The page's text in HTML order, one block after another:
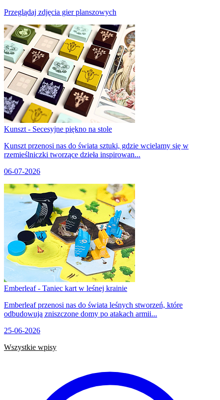
Przeglądaj zdjęcia gier planszowych
Kunszt - Secesyjne piękno na stole
Kunszt przenosi nas do świata sztuki, gdzie wcielamy się w
rzemieślniczki tworzące dzieła inspirowan...
06-07-2026
Emberleaf - Taniec kart w leśnej krainie
Emberleaf przenosi nas do świata leśnych stworzeń, które
odbudowują zniszczone domy po atakach armii...
25-06-2026
Wszystkie wpisy